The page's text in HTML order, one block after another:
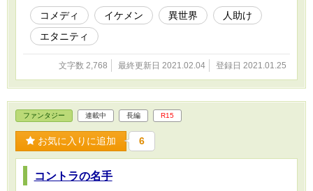
コメディ イケメン 異世界
人助け
エタニティ
文字数 2,768 最終更新日 2021.02.04 登録日 2021.01.25
ファンタジー 連載中 長編 R15
お気に入りに追加 6
コントラの名手